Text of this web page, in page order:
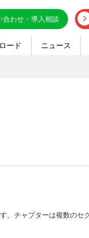
合わせ・導入相談
ード ニュース
。チャプターは複数のセ